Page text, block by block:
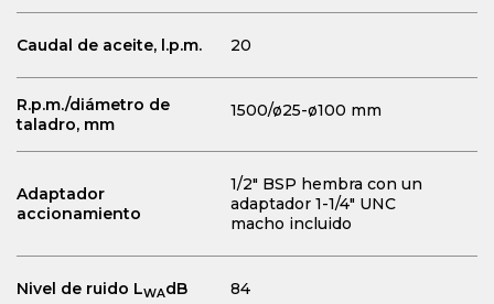
Caudal de aceite, l.p.m. 20
R.p.m./diámetro de
taladro, mm
1500/ø25-ø100 mm
Adaptador
accionamiento
1/2" BSP hembra con un
adaptador 1-1/4" UNC
macho incluido
Nivel de ruido LWAdB 84